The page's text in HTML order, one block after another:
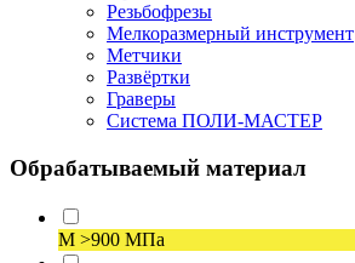
Резьбофрезы
Мелкоразмерный инструмент
Метчики
Развёртки
Граверы
Система ПОЛИ-МАСТЕР
Обрабатываемый материал
M >900 МПа